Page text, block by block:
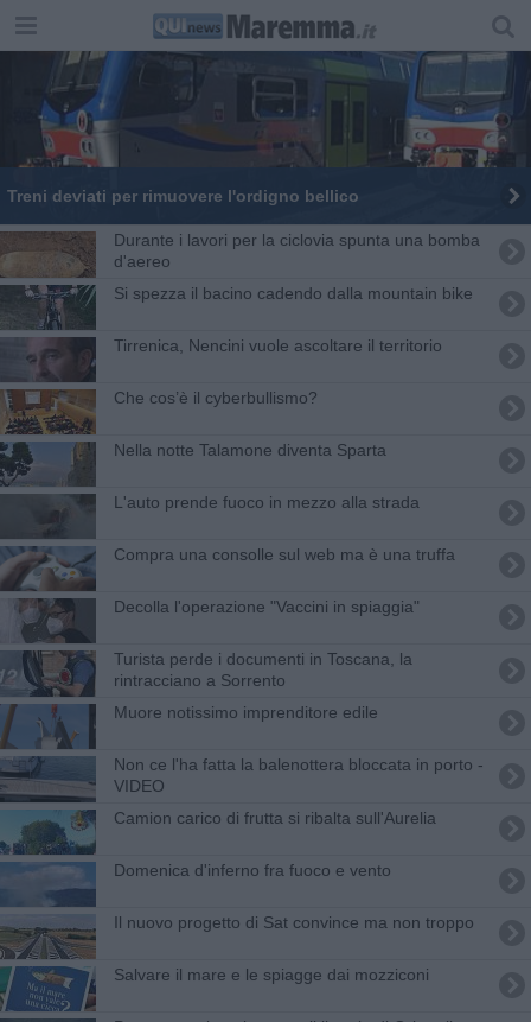
Treni deviati per rimuovere l'ordigno bellico
Durante i lavori per la ciclovia spunta una bomba
d'aereo
Si spezza il bacino cadendo dalla mountain bike
Tirrenica, Nencini vuole ascoltare il territorio
Che cos’è il cyberbullismo?
Nella notte Talamone diventa Sparta
L'auto prende fuoco in mezzo alla strada
Compra una consolle sul web ma è una truffa
Decolla l'operazione "Vaccini in spiaggia"
Turista perde i documenti in Toscana, la
rintracciano a Sorrento
Muore notissimo imprenditore edile
Non ce l'ha fatta la balenottera bloccata in porto -
VIDEO
Camion carico di frutta si ribalta sull'Aurelia
Domenica d'inferno fra fuoco e vento
Il nuovo progetto di Sat convince ma non troppo
Salvare il mare e le spiagge dai mozziconi